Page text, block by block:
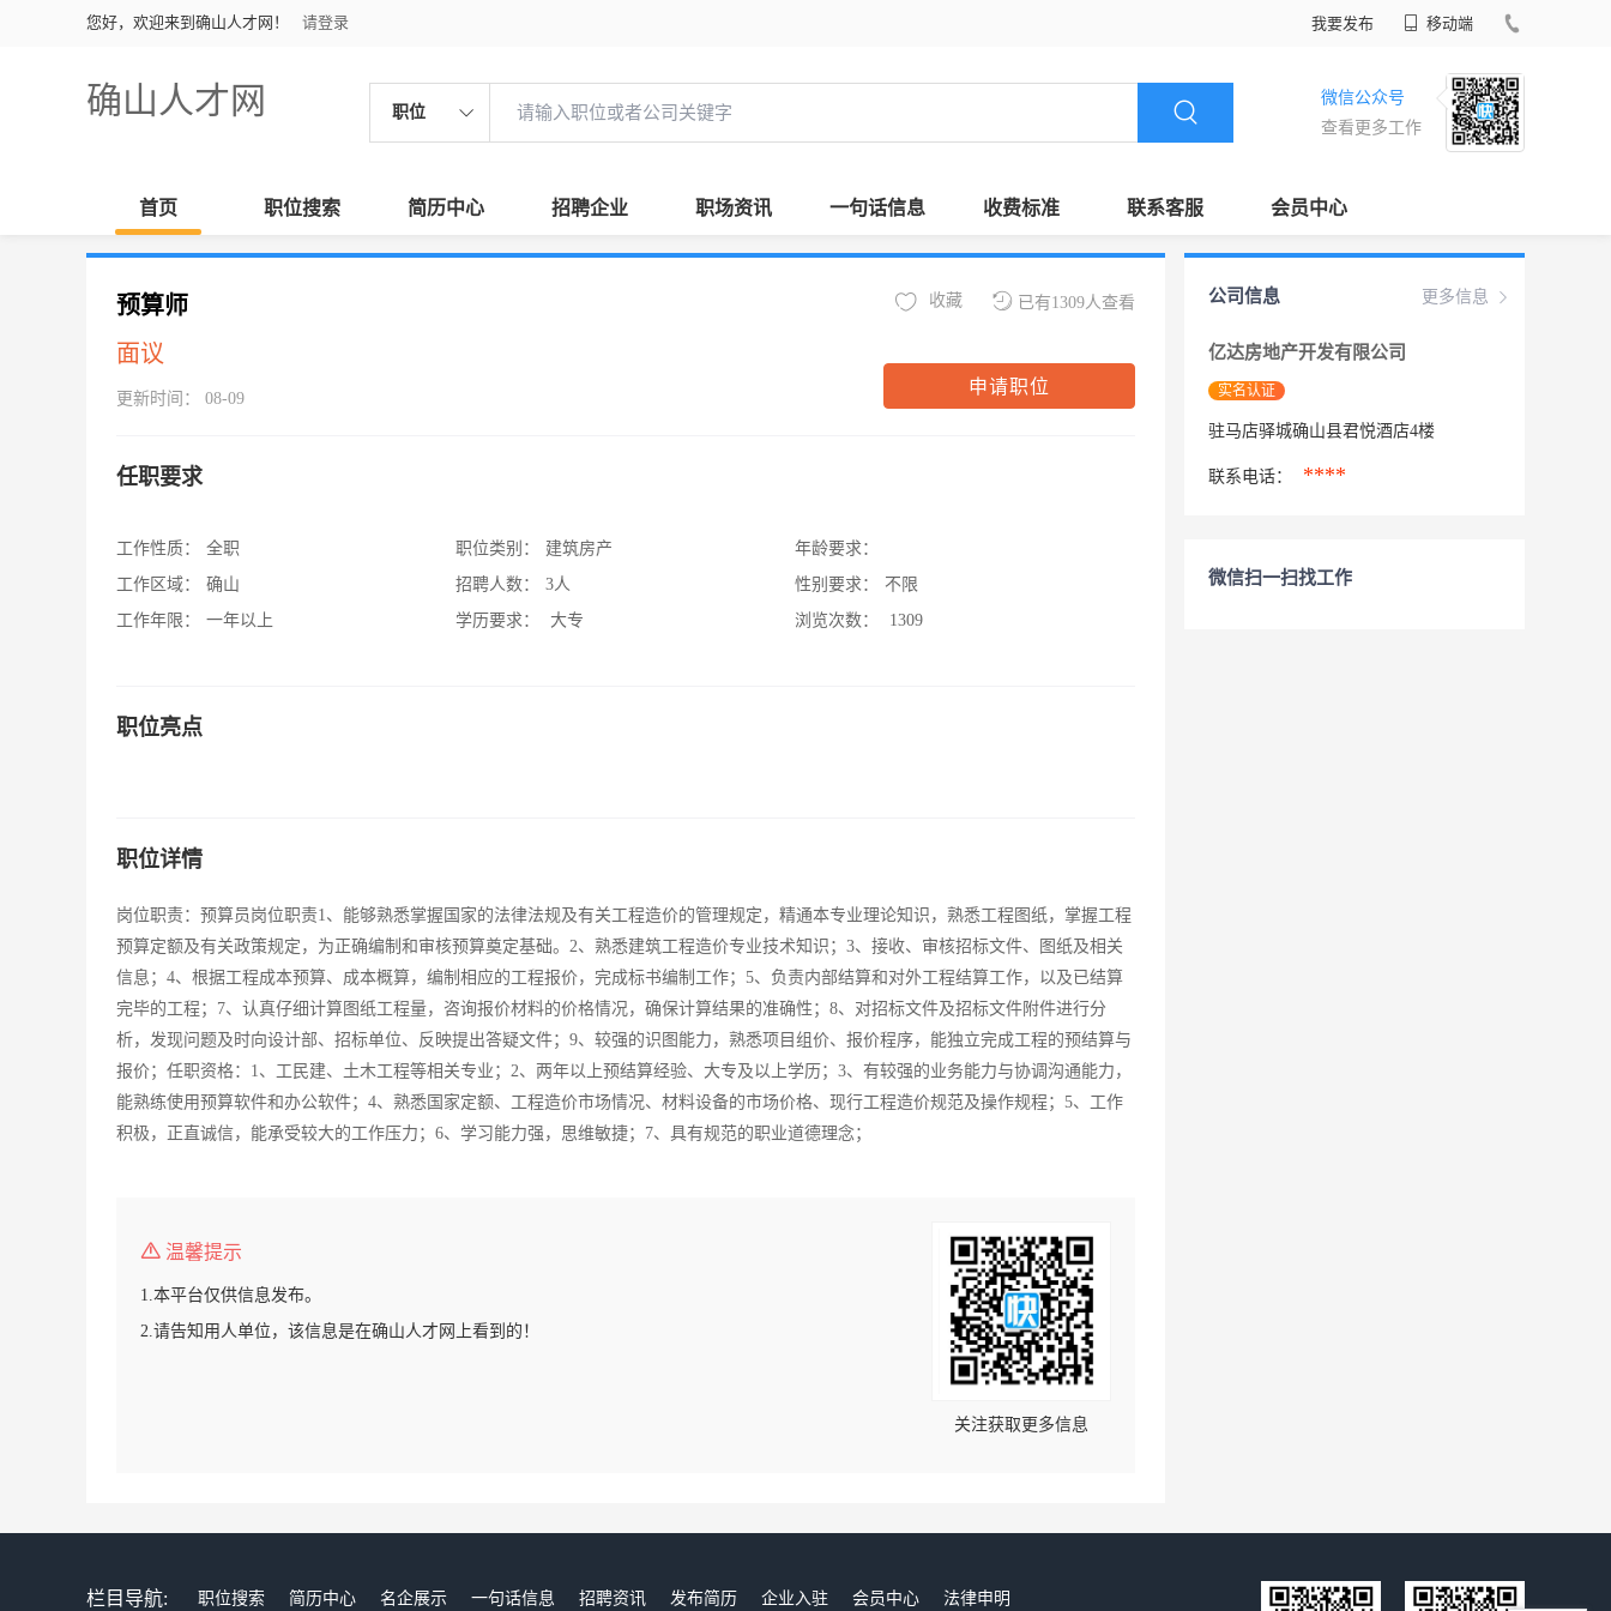
您好，欢迎来到确山人才网！ 请登录 我要发布 移动端
确山人才网 职位
微信公众号
查看更多工作
首页 职位搜索 简历中心 招聘企业 职场资讯 一句话信息 收费标准 联系客服 会员中心
预算师
面议
更新时间： 08-09
已有1309人查看
收藏
申请职位
任职要求
工作性质：
全职
工作区域：
确山
工作年限：
一年以上
职位类别：
建筑房产
招聘人数：
3人
学历要求：
大专
年龄要求：
性别要求：
不限
浏览次数：
1309
职位亮点
职位详情
岗位职责：预算员岗位职责1、能够熟悉掌握国家的法律法规及有关工程造价的管理规定，精通本专业理论知识，熟悉工程图纸，掌握工程
预算定额及有关政策规定，为正确编制和审核预算奠定基础。2、熟悉建筑工程造价专业技术知识；3、接收、审核招标文件、图纸及相关
信息；4、根据工程成本预算、成本概算，编制相应的工程报价，完成标书编制工作；5、负责内部结算和对外工程结算工作，以及已结算
完毕的工程；7、认真仔细计算图纸工程量，咨询报价材料的价格情况，确保计算结果的准确性；8、对招标文件及招标文件附件进行分
析，发现问题及时向设计部、招标单位、反映提出答疑文件；9、较强的识图能力，熟悉项目组价、报价程序，能独立完成工程的预结算与
报价；任职资格：1、工民建、土木工程等相关专业；2、两年以上预结算经验、大专及以上学历；3、有较强的业务能力与协调沟通能力，
能熟练使用预算软件和办公软件；4、熟悉国家定额、工程造价市场情况、材料设备的市场价格、现行工程造价规范及操作规程；5、工作
积极，正直诚信，能承受较大的工作压力；6、学习能力强，思维敏捷；7、具有规范的职业道德理念；
温馨提示
1.本平台仅供信息发布。
2.请告知用人单位，该信息是在确山人才网上看到的！
关注获取更多信息
更多信息
公司信息
亿达房地产开发有限公司
实名认证
驻马店驿城确山县君悦酒店4楼
联系电话： ****
微信扫一扫找工作
栏目导航: 职位搜索 简历中心 名企展示 一句话信息 招聘资讯 发布简历 企业入驻 会员中心 法律申明